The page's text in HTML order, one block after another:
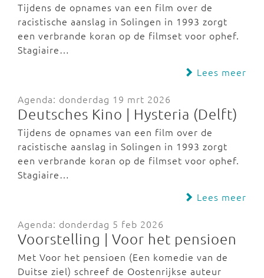
Tijdens de opnames van een film over de
racistische aanslag in Solingen in 1993 zorgt
een verbrande koran op de filmset voor ophef.
Stagiaire…
Lees meer
Agenda: donderdag 19 mrt 2026
Deutsches Kino | Hysteria (Delft)
Tijdens de opnames van een film over de
racistische aanslag in Solingen in 1993 zorgt
een verbrande koran op de filmset voor ophef.
Stagiaire…
Lees meer
Agenda: donderdag 5 feb 2026
Voorstelling | Voor het pensioen
Met Voor het pensioen (Een komedie van de
Duitse ziel) schreef de Oostenrijkse auteur